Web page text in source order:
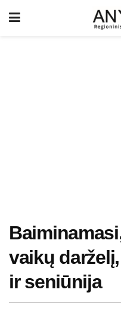
vaikų
ir seniūnija